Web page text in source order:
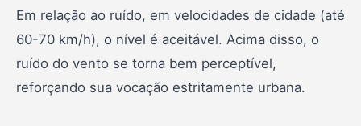
Em relação ao ruído, em velocidades de cidade (até
60-70 km/h), o nível é aceitável. Acima disso, o
ruído do vento se torna bem perceptível,
reforçando sua vocação estritamente urbana.